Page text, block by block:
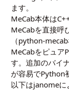
ます。
MeCab本体は
MeCabを直接呼
（python-
MeCabをピュア
す。追加のバイ
が容易でPython
以下はjanomeに